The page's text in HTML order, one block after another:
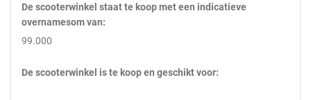
De scooterwinkel staat te koop met een indicatieve
overnamesom van:
99.000
De scooterwinkel is te koop en geschikt voor: